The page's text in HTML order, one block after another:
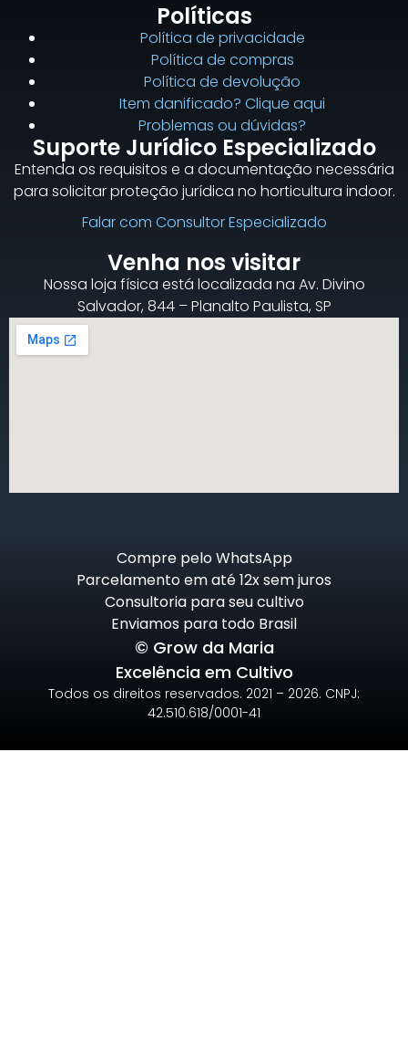
Políticas
Política de privacidade
Política de compras
Política de devolução
Item danificado? Clique aqui
Problemas ou dúvidas?
Suporte Jurídico Especializado
Entenda os requisitos e a documentação necessária
para solicitar proteção jurídica no horticultura indoor.
Falar com Consultor Especializado
Venha nos visitar
Nossa loja física está localizada na Av. Divino
Salvador, 844 – Planalto Paulista, SP
Compre pelo WhatsApp
Parcelamento em até 12x sem juros
Consultoria para seu cultivo
Enviamos para todo Brasil
© Grow da Maria
Excelência em Cultivo
Todos os direitos reservados. 2021 – 2026. CNPJ:
42.510.618/0001-41